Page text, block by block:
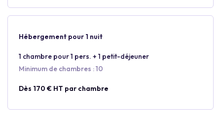
Hébergement pour 1 nuit
1 chambre pour 1 pers. + 1 petit-déjeuner
Minimum de chambres : 10
Dès 170 € HT par chambre